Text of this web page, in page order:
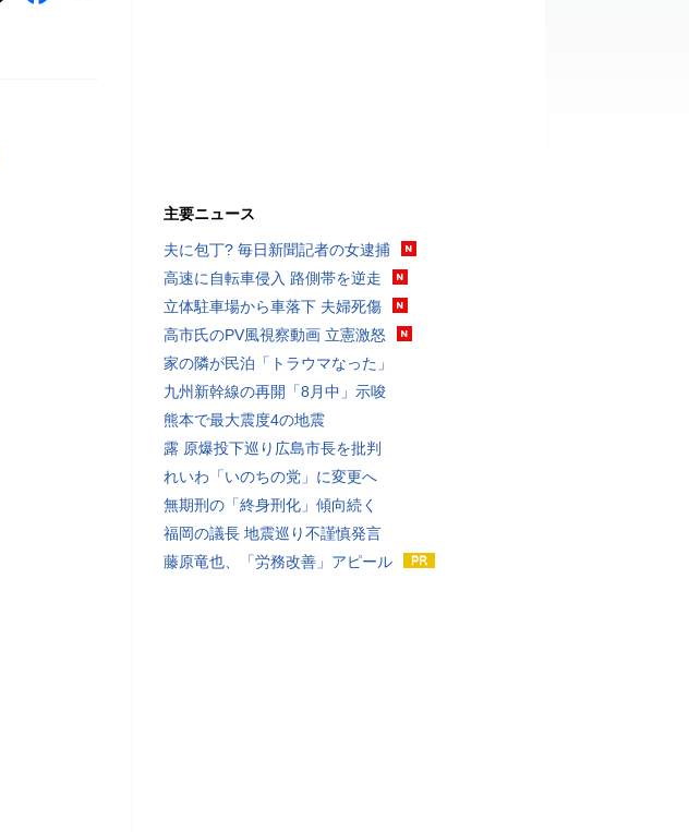
主要ニュース
夫に包丁? 毎日新聞記者の女逮捕
高速に自転車侵入 路側帯を逆走
立体駐車場から車落下 夫婦死傷
高市氏のPV風視察動画 立憲激怒
家の隣が民泊「トラウマなった」
九州新幹線の再開「8月中」示唆
熊本で最大震度4の地震
露 原爆投下巡り広島市長を批判
れいわ「いのちの党」に変更へ
無期刑の「終身刑化」傾向続く
福岡の議長 地震巡り不謹慎発言
藤原竜也、「労務改善」アピール